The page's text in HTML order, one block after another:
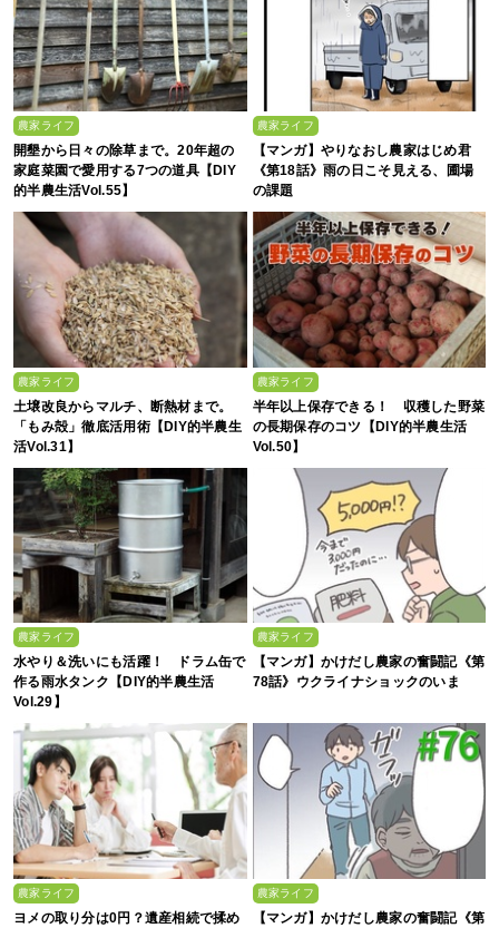
農家ライフ
開墾から日々の除草まで。20年超の
家庭菜園で愛用する7つの道具【DIY
的半農生活Vol.55】
農家ライフ
【マンガ】やりなおし農家はじめ君
《第18話》雨の日こそ見える、圃場
の課題
農家ライフ
土壌改良からマルチ、断熱材まで。
「もみ殻」徹底活用術【DIY的半農生
活Vol.31】
農家ライフ
半年以上保存できる！ 収穫した野菜
の長期保存のコツ【DIY的半農生活
Vol.50】
農家ライフ
水やり＆洗いにも活躍！ ドラム缶で
作る雨水タンク【DIY的半農生活
Vol.29】
農家ライフ
【マンガ】かけだし農家の奮闘記《第
78話》ウクライナショックのいま
農家ライフ
ヨメの取り分は0円？遺産相続で揉め
農家ライフ
【マンガ】かけだし農家の奮闘記《第